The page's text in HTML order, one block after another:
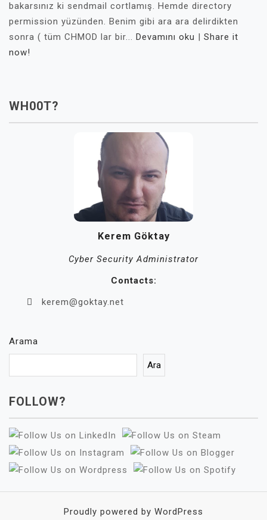
bakarsınız ki sendmail cortlamış. Hemde directory
permission yüzünden. Benim gibi ara ara delirdikten
sonra ( tüm CHMOD lar bir... Devamını oku | Share it
now!
WH00T?
Kerem Göktay
Cyber Security Administrator
Contacts:
kerem@goktay.net
Arama
Ara
FOLLOW?
Proudly powered by WordPress